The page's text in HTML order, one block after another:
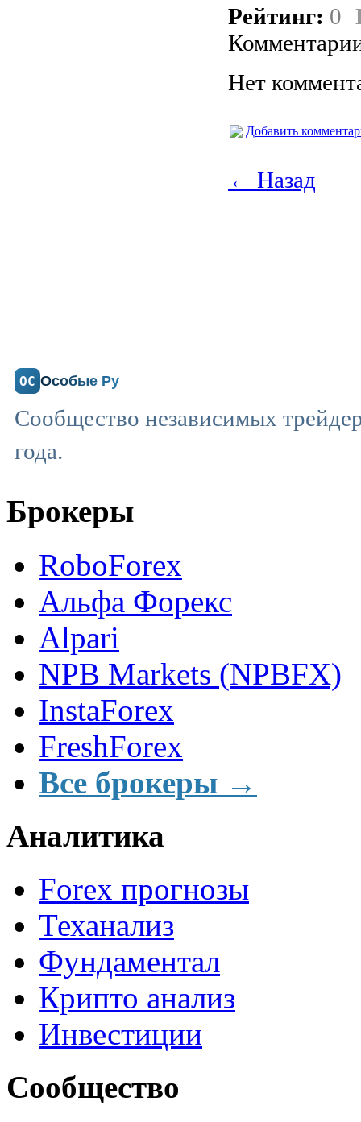
Рейтинг: 0
Нет
Добавить
← Назад
ОС Особые Ру
Сообщество независимых
года.
Брокеры
RoboForex
Альфа Форекс
Alpari
NPB Markets (NPBFX)
InstaForex
FreshForex
Все брокеры →
Аналитика
Forex прогнозы
Теханализ
Фундаментал
Крипто анализ
Инвестиции
Сообщество